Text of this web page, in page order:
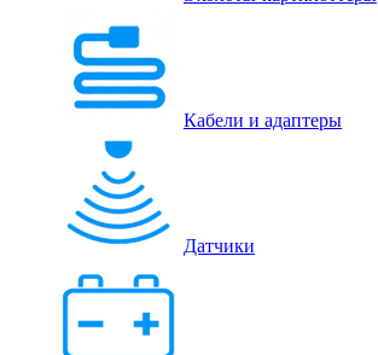
Кабели и адаптеры
Датчики